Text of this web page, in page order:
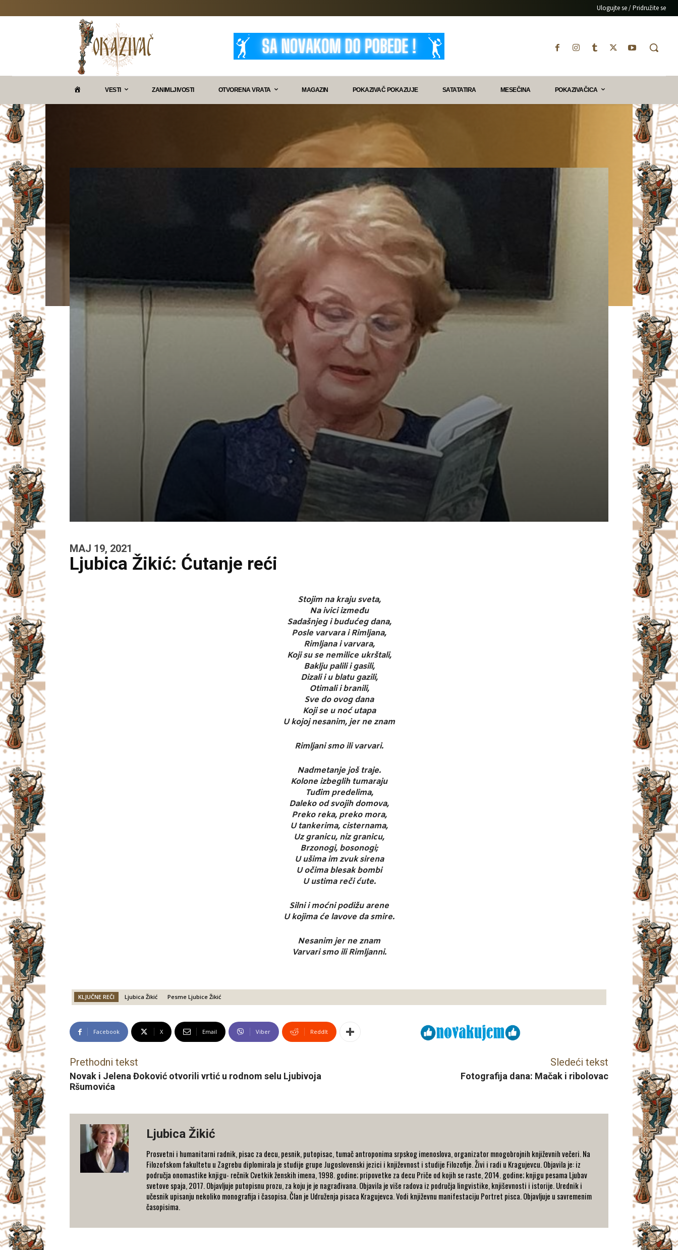
Ulogujte se / Pridružite se
A
VESTI ZANIMLJIVOSTI OTVORENA VRATA MAGAZIN POKAZIVAČ POKAZUJE SATATATIRA MESEČINA POKAZIVAČICA
MAJ 19, 2021
Ljubica Žikić: Ćutanje reći
Stojim na kraju sveta,
Na ivici između
Sadašnjeg i budućeg dana,
Posle varvara i Rimljana,
Rimljana i varvara,
Koji su se nemilice ukrštali,
Baklju palili i gasili,
Dizali i u blatu gazili,
Otimali i branili,
Sve do ovog dana
Koji se u noć utapa
U kojoj nesanim, jer ne znam
Rimljani smo ili varvari.
Nadmetanje još traje.
Kolone izbeglih tumaraju
Tuđim predelima,
Daleko od svojih domova,
Preko reka, preko mora,
U tankerima, cisternama,
Uz granicu, niz granicu,
Brzonogi, bosonogi;
U ušima im zvuk sirena
U očima blesak bombi
U ustima reči ćute.
Silni i moćni podižu arene
U kojima će lavove da smire.
Nesanim jer ne znam
Varvari smo ili Rimljanni.
KLJUČNE REČI Ljubica Žikić Pesme Ljubice Žikić
Facebook X Email Viber ReddIt
Prethodni tekst
Novak i Jelena Đoković otvorili vrtić u rodnom selu Ljubivoja
Ršumovića
Sledeći tekst
Fotografija dana: Mačak i ribolovac
Ljubica Žikić
Prosvetni i humanitarni radnik, pisac za decu, pesnik, putopisac, tumač antroponima srpskog imenoslova, organizator mnogobrojnih književnih večeri. Na
Filozofskom fakultetu u Zagrebu diplomirala je studije grupe Jugoslovenski jezici i književnost i studije Filozofije. Živi i radi u Kragujevcu. Objavila je: iz
područja onomastike knjigu- rečnik Cvetkik ženskih imena, 1998. godine; pripovetke za decu Priče od kojih se raste, 2014. godine; knjigu pesama Ljubav
svetove spaja, 2017. Objavljuje putopisnu prozu, za koju je je nagrađivana. Objavila je više radova iz područja lingvistike, knjiševnosti i istorije. Urednik i
učesnik upisanju nekoliko monografija i časopisa. Član je Udruženja pisaca Kragujevca. Vodi književnu manifestaciju Portret pisca. Objavljuje u savremenim
časopisima.